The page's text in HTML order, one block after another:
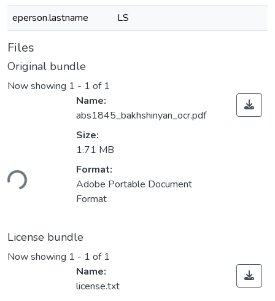
eperson.lastname
LS
Files
Original bundle
Now showing 1 - 1 of 1
Name:
abs1845_bakhshinyan_ocr.pdf
Size:
1.71 MB
Format:
Adobe Portable Document
Format
License bundle
Now showing 1 - 1 of 1
Name:
license.txt